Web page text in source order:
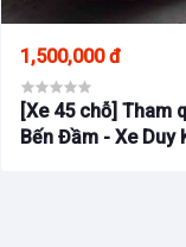
1,500,000 đ
[Xe 45 chỗ] Tham
Bến Đầm - Xe Duy